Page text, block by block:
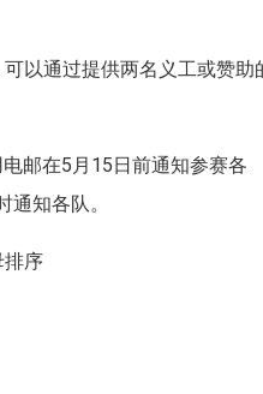
以通过提供两名义工或赞助
邮在5月15日前通知参赛各
知各队。
排序